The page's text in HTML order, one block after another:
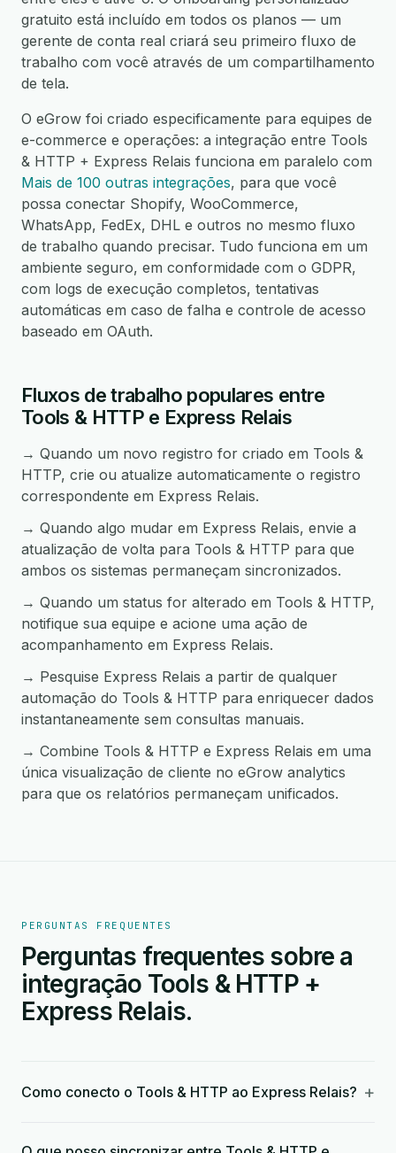
gratuito está incluído em todos os planos — um
gerente de conta real criará seu primeiro fluxo de
trabalho com você através de um compartilhamento
de tela.
O eGrow foi criado especificamente para equipes de
e-commerce e operações: a integração entre Tools
& HTTP + Express Relais funciona em paralelo com
Mais de 100 outras integrações, para que você
possa conectar Shopify, WooCommerce,
WhatsApp, FedEx, DHL e outros no mesmo fluxo
de trabalho quando precisar. Tudo funciona em um
ambiente seguro, em conformidade com o GDPR,
com logs de execução completos, tentativas
automáticas em caso de falha e controle de acesso
baseado em OAuth.
Fluxos de trabalho populares entre
Tools & HTTP e Express Relais
→ Quando um novo registro for criado em Tools &
HTTP, crie ou atualize automaticamente o registro
correspondente em Express Relais.
→ Quando algo mudar em Express Relais, envie a
atualização de volta para Tools & HTTP para que
ambos os sistemas permaneçam sincronizados.
→ Quando um status for alterado em Tools & HTTP,
notifique sua equipe e acione uma ação de
acompanhamento em Express Relais.
→ Pesquise Express Relais a partir de qualquer
automação do Tools & HTTP para enriquecer dados
instantaneamente sem consultas manuais.
→ Combine Tools & HTTP e Express Relais em uma
única visualização de cliente no eGrow analytics
para que os relatórios permaneçam unificados.
PERGUNTAS FREQUENTES
Perguntas frequentes sobre a
integração Tools & HTTP +
Express Relais.
Como conecto o Tools & HTTP ao Express Relais? +